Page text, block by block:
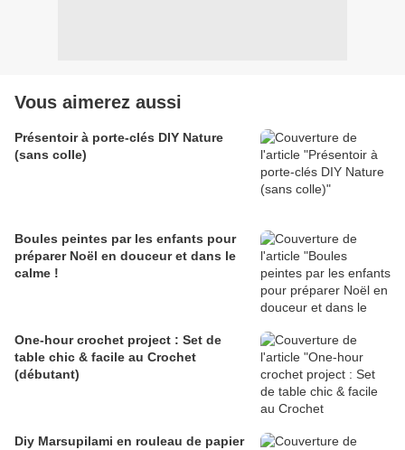
Vous aimerez aussi
Présentoir à porte-clés DIY Nature
(sans colle)
Boules peintes par les enfants pour
préparer Noël en douceur et dans le
calme !
One-hour crochet project : Set de
table chic & facile au Crochet
(débutant)
Diy Marsupilami en rouleau de papier